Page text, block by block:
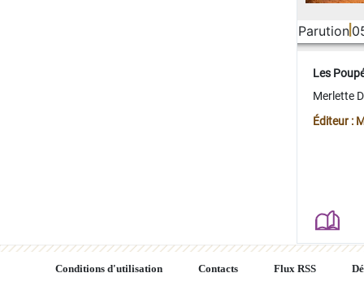
Parution
Les
Merlette
Éditeur :
Conditions d'utilisation Contacts Flux RSS